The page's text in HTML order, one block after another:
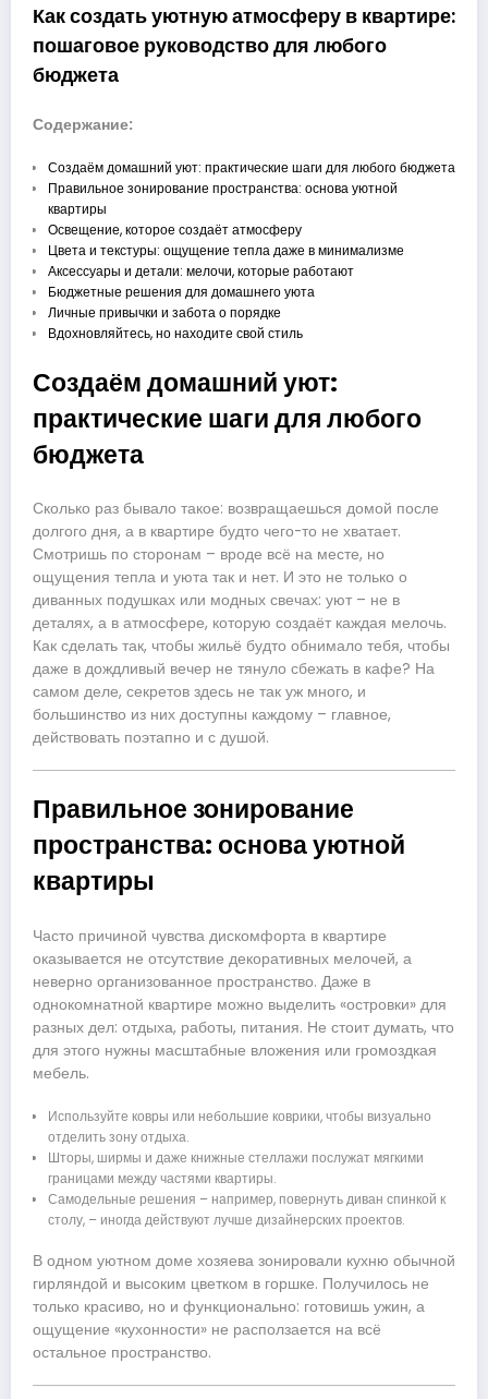
Как создать уютную атмосферу в квартире:
пошаговое руководство для любого
бюджета
Содержание:
Создаём домашний уют: практические шаги для любого бюджета
Правильное зонирование пространства: основа уютной
квартиры
Освещение, которое создаёт атмосферу
Цвета и текстуры: ощущение тепла даже в минимализме
Аксессуары и детали: мелочи, которые работают
Бюджетные решения для домашнего уюта
Личные привычки и забота о порядке
Вдохновляйтесь, но находите свой стиль
Создаём домашний уют:
практические шаги для любого
бюджета
Сколько раз бывало такое: возвращаешься домой после
долгого дня, а в квартире будто чего-то не хватает.
Смотришь по сторонам – вроде всё на месте, но
ощущения тепла и уюта так и нет. И это не только о
диванных подушках или модных свечах: уют – не в
деталях, а в атмосфере, которую создаёт каждая мелочь.
Как сделать так, чтобы жильё будто обнимало тебя, чтобы
даже в дождливый вечер не тянуло сбежать в кафе? На
самом деле, секретов здесь не так уж много, и
большинство из них доступны каждому – главное,
действовать поэтапно и с душой.
Правильное зонирование
пространства: основа уютной
квартиры
Часто причиной чувства дискомфорта в квартире
оказывается не отсутствие декоративных мелочей, а
неверно организованное пространство. Даже в
однокомнатной квартире можно выделить «островки» для
разных дел: отдыха, работы, питания. Не стоит думать, что
для этого нужны масштабные вложения или громоздкая
мебель.
Используйте ковры или небольшие коврики, чтобы визуально
отделить зону отдыха.
Шторы, ширмы и даже книжные стеллажи послужат мягкими
границами между частями квартиры.
Самодельные решения – например, повернуть диван спинкой к
столу, – иногда действуют лучше дизайнерских проектов.
В одном уютном доме хозяева зонировали кухню обычной
гирляндой и высоким цветком в горшке. Получилось не
только красиво, но и функционально: готовишь ужин, а
ощущение «кухонности» не расползается на всё
остальное пространство.